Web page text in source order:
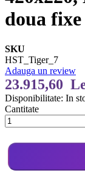
doua fixe
SKU
HST_Tiger_7
Adauga un review
23.915,60
Disponibilitate: In
Cantitate